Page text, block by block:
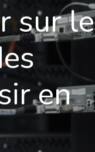
sur le
en